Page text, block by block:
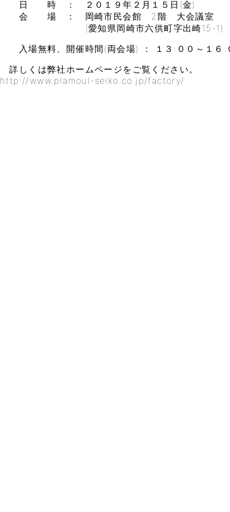
日 時 ： ２０１９年２月１５日(金)
会 場 ： 岡崎市民会館 2階 大会議室
(愛知県岡崎市六供町字出崎15-1)
入場無料、開催時間(両会場) ： １３:００～１６:
詳しくは弊社ホームページをご覧ください。
http://www.plamoul-seiko.co.jp/factory/